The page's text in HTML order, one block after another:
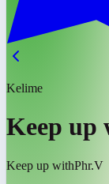
Kelime
Keep up
Keep up withPhr.V